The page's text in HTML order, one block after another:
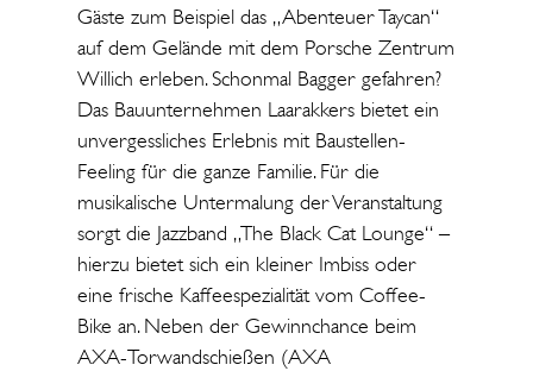
Gäste zum Beispiel das „Abenteuer Taycan“
auf dem Gelände mit dem Porsche Zentrum
Willich erleben. Schonmal Bagger gefahren?
Das Bauunternehmen Laarakkers bietet ein
unvergessliches Erlebnis mit Baustellen-
Feeling für die ganze Familie. Für die
musikalische Untermalung der Veranstaltung
sorgt die Jazzband „The Black Cat Lounge“ –
hierzu bietet sich ein kleiner Imbiss oder
eine frische Kaffeespezialität vom Coffee-
Bike an. Neben der Gewinnchance beim
AXA-Torwandschießen (AXA